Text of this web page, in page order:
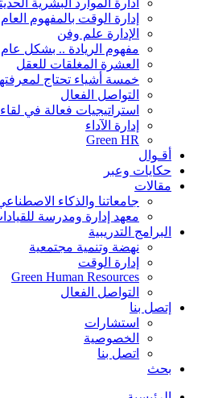
إدارة الوقت بالمفهوم العام
الإدارة علم وفن
مفهوم الريادة .. بشكل عام
العشرة المغلقات للعقل
خمسة أشياء تحتاج
التواصل الفعال
استراتيجيات فعالة في
إدارة الآداء
Green HR
أقـوال
حكايات وعبر
مقالات
جامعاتنا والذكاء
معهد إدارة ومدرسة
البرامج التدريبية
نهضة وتنمية مجتمعية
إدارة الوقت
Green Human Resources
التواصل الفعال
إتصل بنا
استشارات
الخصوصية
اتصل بنا
بحث